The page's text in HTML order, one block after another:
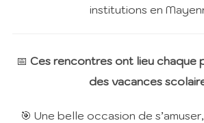
institutions en
📅 Ces rencontres ont lieu chaque
des vacances
🎯 Une belle occasion de